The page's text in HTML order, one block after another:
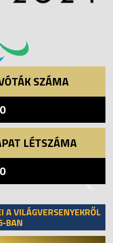
SZÁMA
0
LÉTSZÁMA
0
A VILÁGVERSENYEKRŐL
BAN